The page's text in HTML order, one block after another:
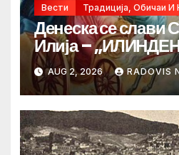
Вести Традиција, Обичаи И
Денеска се слави
Илија –
AUG 2, 2026 RADOVIS